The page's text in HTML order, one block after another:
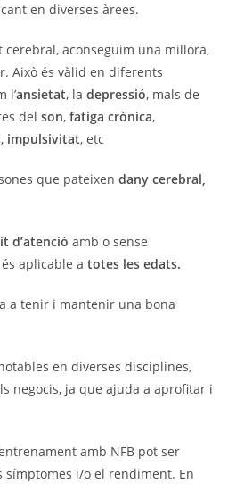
en diverses àrees.
cerebral, aconseguim una millora,
Això és vàlid en diferents
l’ansietat, ladepressió, mals de
delson,fatiga crònica,
, impulsivitat, etc
que pateixendany cerebral,
d’atenció amb o sense
aplicable atotes les edats.
a tenir i mantenir una bona
en diverses disciplines,
negocis, ja que ajuda a aprofitar i
amb NFB pot ser
i/o el rendiment. En